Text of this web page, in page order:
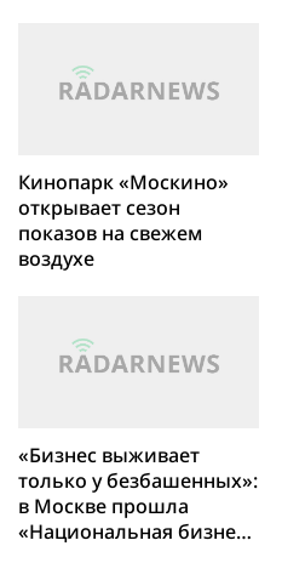
солнечных установок
Кинопарк «Москино»
открывает сезон
показов на свежем
воздухе
«Бизнес выживает
только у безбашенных»:
в Москве прошла
«Национальная бизнес-